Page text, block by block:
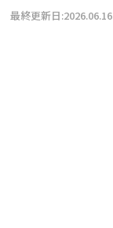
最終更新日:2026.06.16